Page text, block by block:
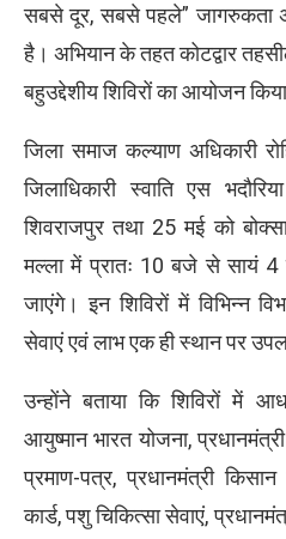
सबसे दूर, सबसे पहले” जागरुकता
है। अभियान के तहत कोटद्वार
बहुउद्देशीय शिविरों का आयोजन
जिला समाज कल्याण अधिकारी
जिलाधिकारी स्वाति एस
शिवराजपुर तथा 25 मई को
मल्ला में प्रातः 10 बजे से सायं
जाएंगे। इन शिविरों में विभिन्न
सेवाएं एवं लाभ एक ही स्थान पर
उन्होंने बताया कि शिविरों में
आयुष्मान भारत योजना, प्रधानमंत्री
प्रमाण-पत्र, प्रधानमंत्री
कार्ड, पशु चिकित्सा सेवाएं,